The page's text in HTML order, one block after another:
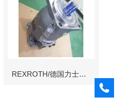
REXROTH/德国力士乐变量柱塞泵冶金